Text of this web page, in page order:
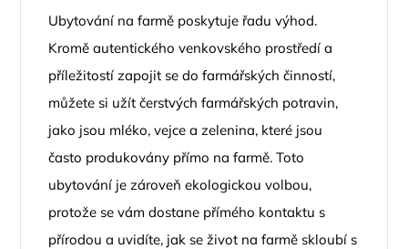
Ubytování na farmě poskytuje řadu výhod.
Kromě autentického venkovského prostředí a
příležitostí zapojit se do farmářských činností,
můžete si užít čerstvých farmářských potravin,
jako jsou mléko, vejce a zelenina, které jsou
často produkovány přímo na farmě. Toto
ubytování je zároveň ekologickou volbou,
protože se vám dostane přímého kontaktu s
přírodou a uvidíte, jak se život na farmě skloubí s